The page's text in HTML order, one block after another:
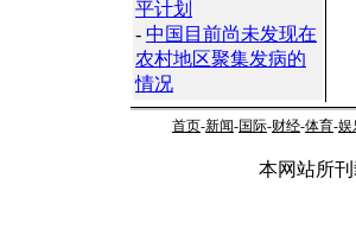
平计划
- 中国目前尚未发现在
农村地区聚集发病的
情况
首页-新闻-国际-财经-体育-娱
本网站所